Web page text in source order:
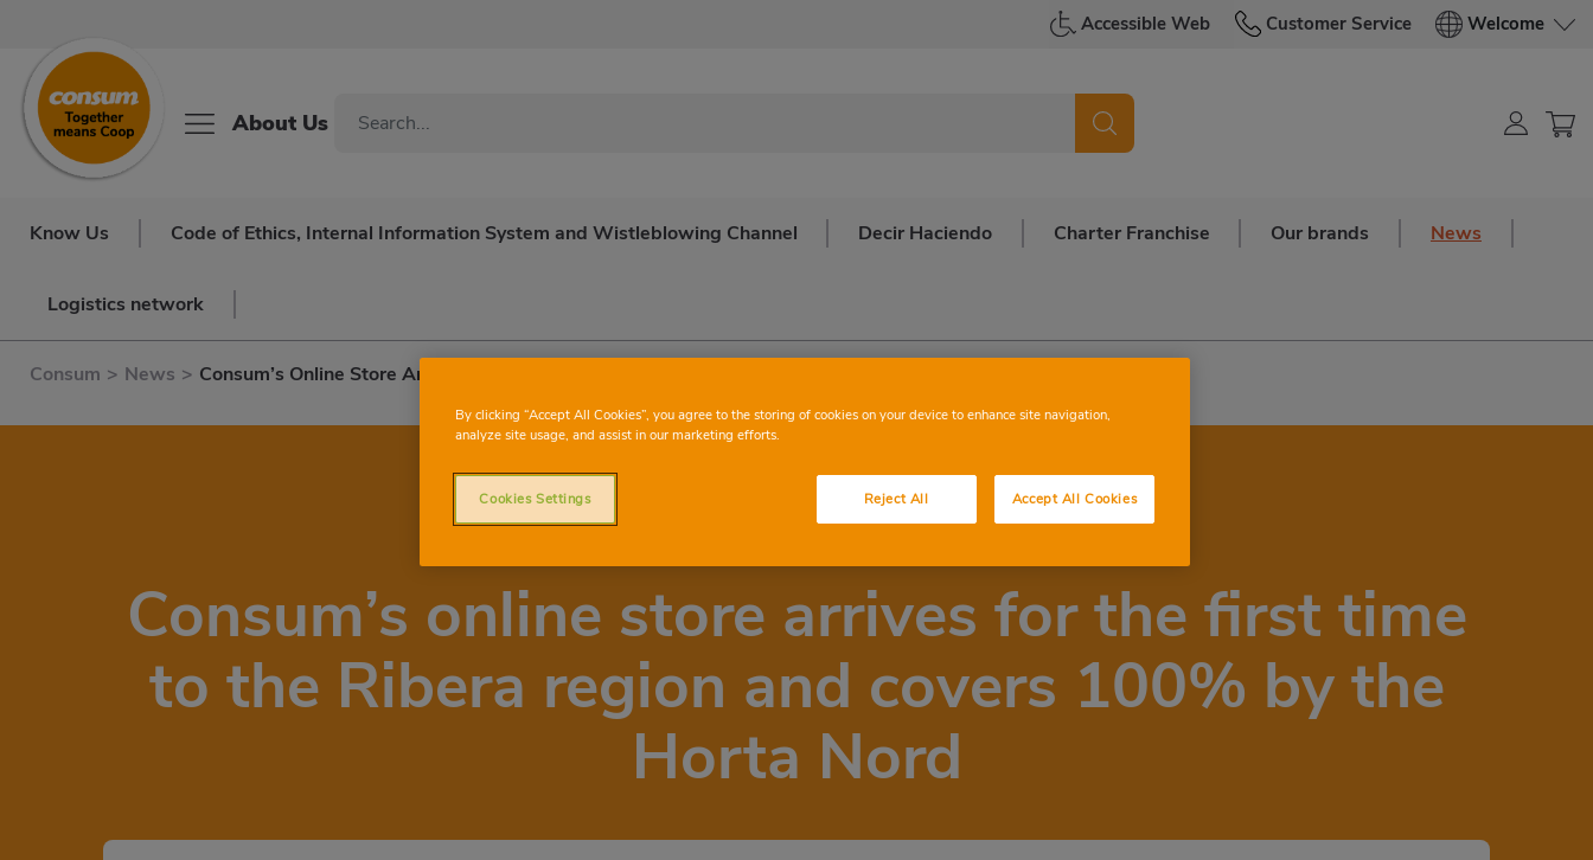
Accessible Web Customer Service Welcome
About Us
Know Us Code of Ethics, Internal Information System and Wistleblowing Channel Decir Haciendo Charter Franchise Our brands News
Logistics network
Consum > News > Consum’s Online Store Arrives For The First Time To The Ribera Region and Covers 100% By The Horta Nord
Consum’s online store arrives for the first time
to the Ribera region and covers 100% by the
Horta Nord
By clicking “Accept All Cookies”, you agree to the storing of cookies on your device to enhance site navigation,
analyze site usage, and assist in our marketing efforts.
Reject All Accept All Cookies
Cookies Settings